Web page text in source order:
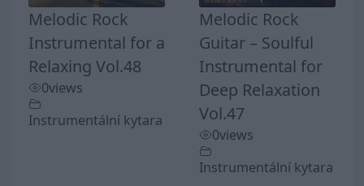
Melodic Rock
Instrumental for a
Relaxing Vol.48
0views
Instrumentální kytara
Melodic Rock
Guitar – Soulful
Instrumental for
Deep Relaxation
Vol.47
0views
Instrumentální kytara